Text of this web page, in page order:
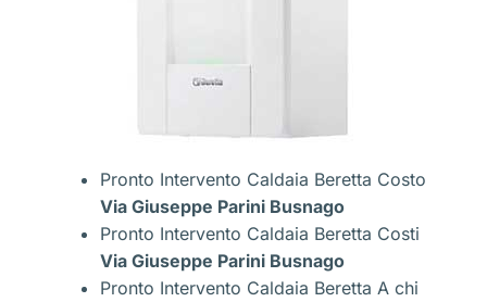
Pronto Intervento Caldaia Beretta Costo
Via Giuseppe Parini Busnago
Pronto Intervento Caldaia Beretta Costi
Via Giuseppe Parini Busnago
Pronto Intervento Caldaia Beretta A chi